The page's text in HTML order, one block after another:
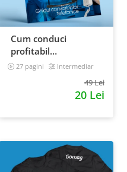
Cum conduci
profitabil
convorbirile
27 pagini Intermediar
49 Lei
20 Lei